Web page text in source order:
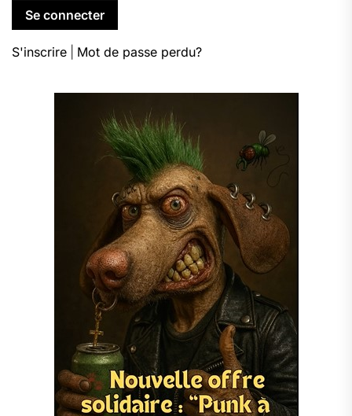
S'inscrire Mot de passe perdu?